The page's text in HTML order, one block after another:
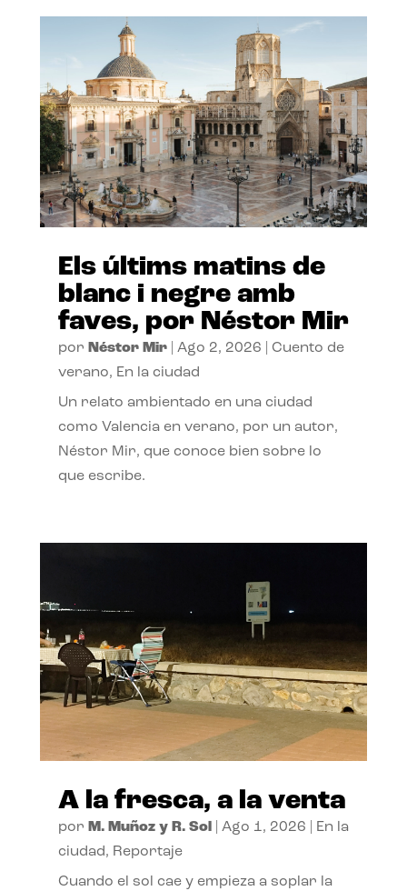
Els últims matins de
blanc i negre amb
faves, por Néstor Mir
por Néstor Mir| Ago 2, 2026
Cuento de
verano, En la ciudad
Un relato ambientado en una ciudad
como Valencia en verano, por un autor,
Néstor Mir, que conoce bien sobre lo
que escribe.
A la fresca, a la venta
por M. Muñoz y R. Sol| Ago 1, 2026
En la
ciudad, Reportaje
Cuando el sol cae y empieza a soplar la